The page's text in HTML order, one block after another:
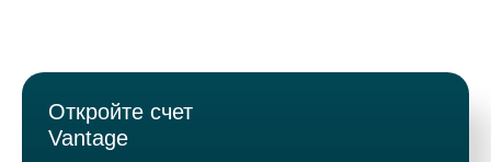
Откройте счет
Vantage